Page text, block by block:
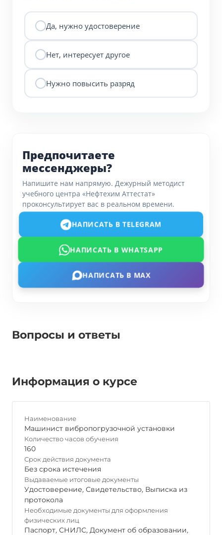
Да, нужно удостоверение
Нет, интересует другое
Нужно повысить разряд
Предпочитаете
мессенджеры?
Напишите нам напрямую. Дежурный методист
учебного центра «Нефтехим Аттестат»
проконсультирует вас в реальном времени.
НАПИСАТЬ В TELEGRAM
НАПИСАТЬ В WHATSAPP
НАПИСАТЬ В MAX
Вопросы и ответы
Информация о курсе
Наименование
Машинист вибропогрузочной установки
Количество часов обучения
160
Срок действия документа
Без срока истечения
Выдаваемые итоговые документы
Удостоверение, Свидетельство, Выписка из
протокола
Необходимые документы для оформления
физических лиц
Паспорт, СНИЛС, Документ об образовании,